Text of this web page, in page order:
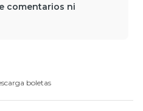
comentarios ni
boletas